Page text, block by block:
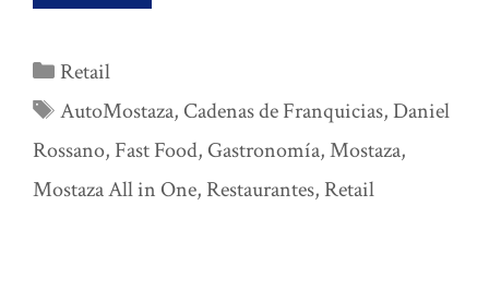
Categorías
Retail
Etiquetas
AutoMostaza, Cadenas de Franquicias,Daniel
Rossano, Fast Food, Gastronomía,Mostaza,
Mostaza All in One, Restaurantes, Retail